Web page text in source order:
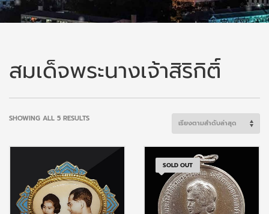
สมเด็จพระนางเจ้าสิริกิติ์
SHOWING ALL 5 RESULTSSORTED
SOLD OUT